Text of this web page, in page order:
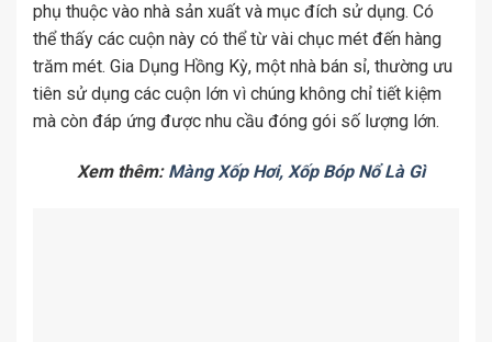
phụ thuộc vào nhà sản xuất và mục đích sử dụng. Có
thể thấy các cuộn này có thể từ vài chục mét đến hàng
trăm mét. Gia Dụng Hồng Kỳ, một nhà bán sỉ, thường ưu
tiên sử dụng các cuộn lớn vì chúng không chỉ tiết kiệm
mà còn đáp ứng được nhu cầu đóng gói số lượng lớn.
Xem thêm: Màng Xốp Hơi, Xốp Bóp Nổ Là Gì